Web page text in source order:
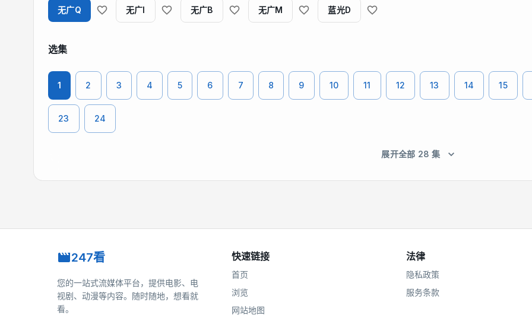
无广Q 无广I 无广B 无广M 蓝光D
选集
1 2 3 4 5 6 7 8 9 10 11 12 13 14 15
23 24
展开全部 28 集
247看
您的一站式流媒体平台，提供电影、电
视剧、动漫等内容。随时随地，想看就
看。
快速链接
首页
浏览
网站地图
法律
隐私政策
服务条款